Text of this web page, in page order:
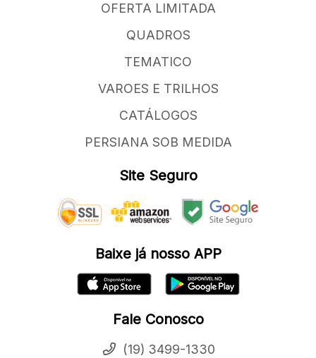
OFERTA LIMITADA
QUADROS
TEMATICO
VAROES E TRILHOS
CATÁLOGOS
PERSIANA SOB MEDIDA
Site Seguro
Baixe já nosso APP
Fale Conosco
(19) 3499-1330